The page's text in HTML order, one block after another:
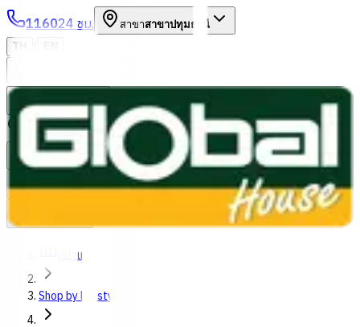
116024 ชม. สาขาสาขาปทุมธานี
TH
หมวดหมู่สินค้า
ค้นหา
บัญชีของฉัน ตะกร้าสินค้า
Previous slide
หน้าแรก
Shop by lifestyles